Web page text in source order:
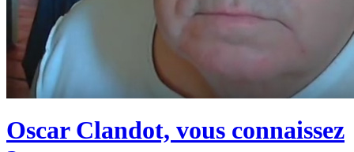
Oscar Clandot, vous connaissez